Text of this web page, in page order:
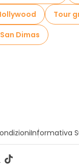
Tour
Dimas
Informativa